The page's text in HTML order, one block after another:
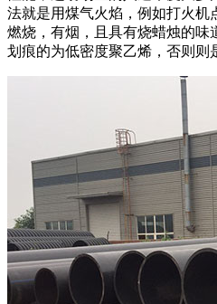
法就是用煤气火焰，例如打火机
燃烧，有烟，且具有烧蜡烛的味
划痕的为低密度聚乙烯，否则则